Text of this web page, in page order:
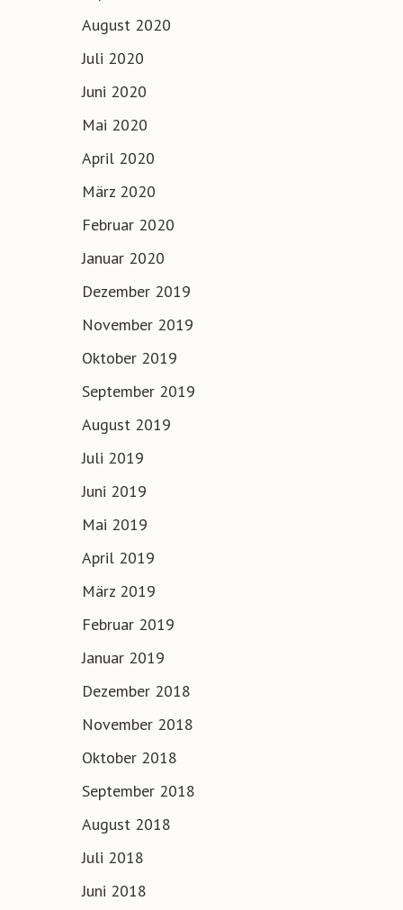
August 2020
Juli 2020
Juni 2020
Mai 2020
April 2020
März 2020
Februar 2020
Januar 2020
Dezember 2019
November 2019
Oktober 2019
September 2019
August 2019
Juli 2019
Juni 2019
Mai 2019
April 2019
März 2019
Februar 2019
Januar 2019
Dezember 2018
November 2018
Oktober 2018
September 2018
August 2018
Juli 2018
Juni 2018